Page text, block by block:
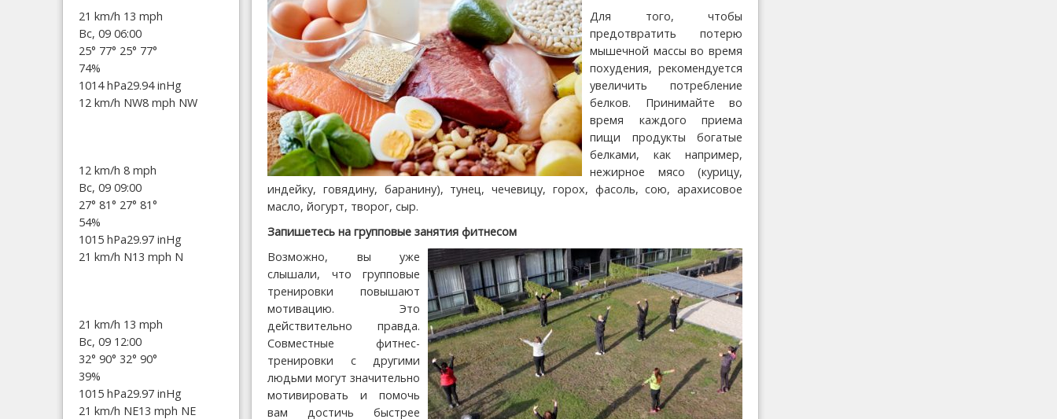
Для того, чтобы
предотвратить потерю
мышечной массы во время
похудения, рекомендуется
увеличить потребление
белков. Принимайте во
время каждого приема
пищи продукты богатые
белками, как например,
нежирное мясо (курицу,
индейку, говядину, баранину), тунец, чечевицу, горох, фасоль, сою, арахисовое
масло, йогурт, творог, сыр.
Запишетесь на групповые занятия фитнесом
Возможно, вы уже
слышали, что групповые
тренировки повышают
мотивацию. Это
действительно правда.
Совместные фитнес-
тренировки с другими
людьми могут значительно
мотивировать и помочь
вам достичь быстрее
21 km/h 13 mph
Вс, 09 06:00
25° 77° 25° 77°
74%
1014 hPa29.94 inHg
12 km/h NW8 mph NW
12 km/h 8 mph
Вс, 09 09:00
27° 81° 27° 81°
54%
1015 hPa29.97 inHg
21 km/h N13 mph N
21 km/h 13 mph
Вс, 09 12:00
32° 90° 32° 90°
39%
1015 hPa29.97 inHg
21 km/h NE13 mph NE